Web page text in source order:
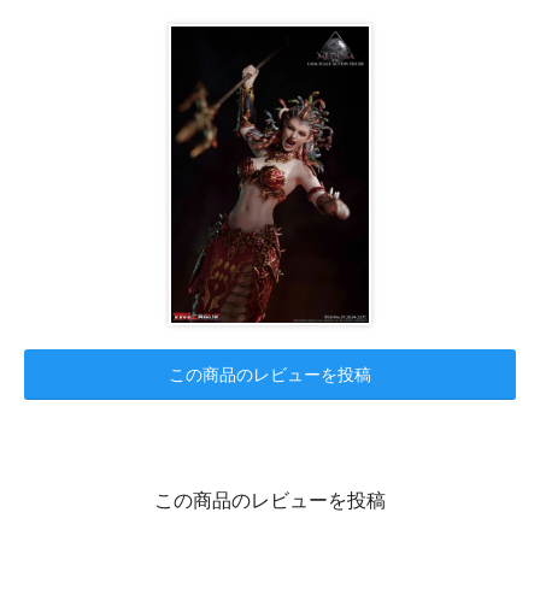
この商品のレビューを投稿
この商品のレビューを投稿